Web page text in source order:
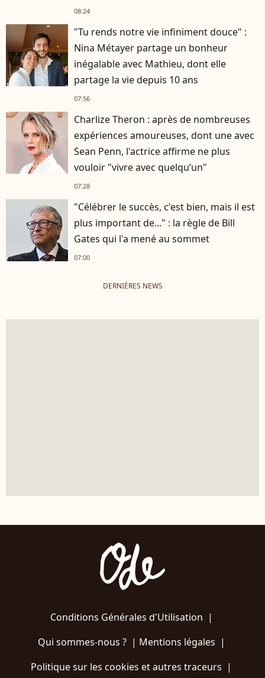
08:24
"Tu rends notre vie infiniment douce" :
Nina Métayer partage un bonheur
inégalable avec Mathieu, dont elle
partage la vie depuis 10 ans
07:56
Charlize Theron : après de nombreuses
expériences amoureuses, dont une avec
Sean Penn, l'actrice affirme ne plus
vouloir "vivre avec quelqu’un"
07:28
"Célébrer le succès, c'est bien, mais il est
plus important de..." : la règle de Bill
Gates qui l'a mené au sommet
07:00
DERNIÈRES NEWS
Conditions Générales d'Utilisation |
Qui sommes-nous ?| Mentions légales |
Politique sur les cookies et autres traceurs |